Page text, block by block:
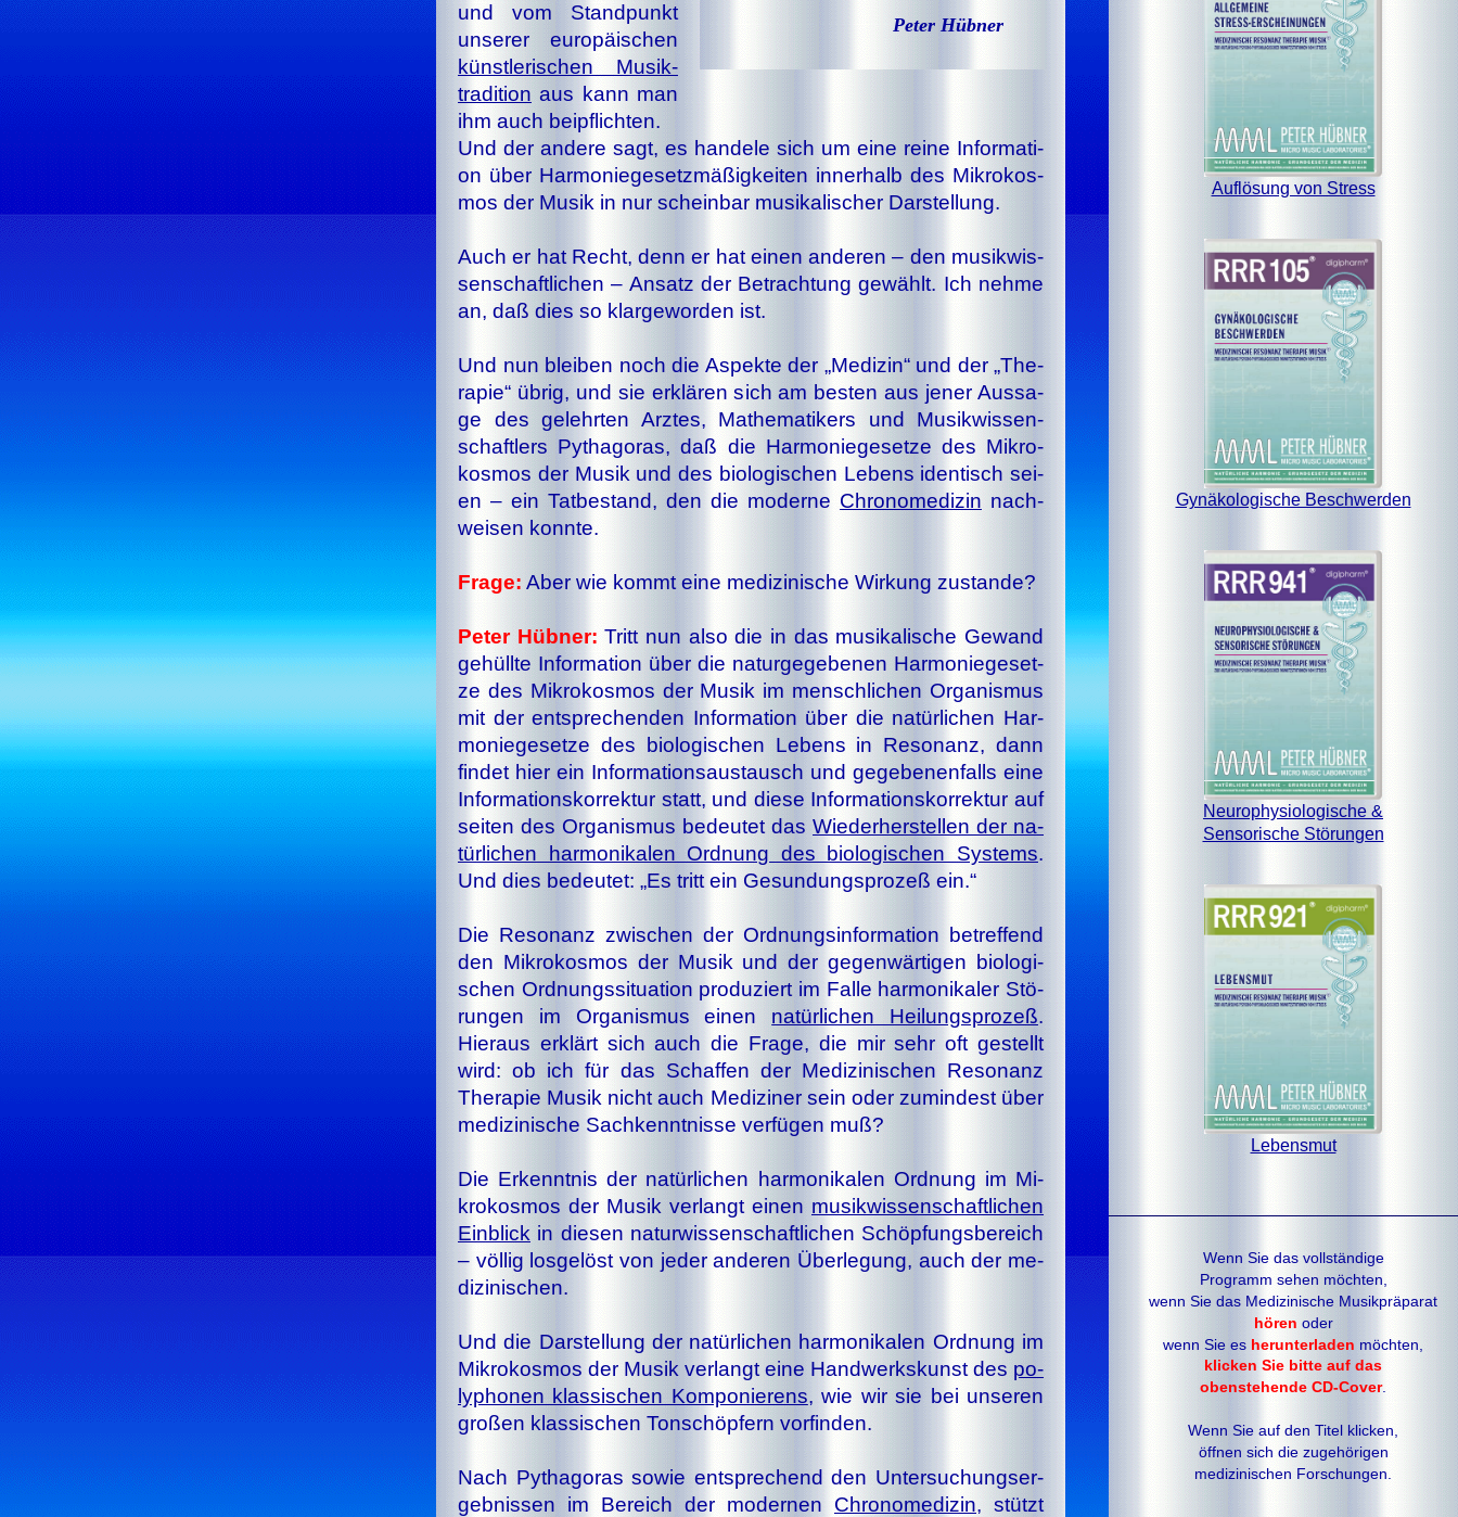
Peter Hübner
und vom Stand­punkt
un­se­rer eu­ro­päi­schen
künst­le­ri­schen Mu­sik­
tra­di­ti­on aus kann man
ihm auch bei­pflich­ten.
Und der an­de­re sagt, es han­de­le sich um ei­ne rei­ne In­for­ma­ti­
on über Har­mo­nie­ge­setz­mä­ßig­kei­ten in­ner­halb des Mik­ro­kos­
mos der Mu­sik in nur schein­bar mu­si­ka­li­scher Dar­stel­lung.
Auch er hat Recht, denn er hat ei­nen anderen – den mu­sik­wis­
sen­schaft­li­chen – Ansatz der Be­trach­tung gewählt. Ich nehme
an, daß dies so klargeworden ist.
Und nun blei­ben noch die As­pek­te der „Me­di­zin“ und der „The­
ra­pie“ üb­rig, und sie er­klä­ren sich am bes­ten aus je­ner Aus­sa­
ge des ge­lehr­ten Arz­tes, Ma­the­ma­ti­kers und Mu­sik­wis­sen­
schaft­lers Pythagoras, daß die Har­mo­nie­ge­set­ze des Mi­kro­
kos­mos der Mu­sik und des bio­lo­gi­schen Le­bens iden­tisch sei­
en – ein Tat­be­stand, den die mo­der­ne Chro­no­me­di­zin nach­
wei­sen konn­te.
Fra­ge: Aber wie kommt ei­ne me­di­zi­ni­sche Wir­kung zu­stan­de?
Peter Hübner: Tritt nun al­so die in das mu­si­ka­li­sche Ge­wand
ge­hüll­te In­for­ma­tion über die na­tur­ge­ge­be­nen Har­mo­nie­ge­set­
ze des Mi­kro­kos­mos der Mu­sik im mensch­li­chen Or­ga­nis­mus
mit der ent­spre­chen­den In­for­ma­tion über die na­tür­li­chen Har­
mo­nie­ge­set­ze des bio­lo­gi­schen Le­bens in Re­so­nanz, dann
fin­det hier ein In­for­ma­ti­ons­aus­tausch und ge­ge­be­nen­falls ei­ne
In­for­ma­ti­ons­kor­rek­tur statt, und die­se In­for­ma­ti­ons­kor­rek­tur auf
sei­ten des Or­ga­nis­mus be­deu­tet das Wie­der­her­stel­len der na­
tür­li­chen har­mo­ni­ka­len Ord­nung des bio­lo­gi­schen Sys­tems.
Und dies be­deu­tet: „Es tritt ein Ge­sund­ungs­pro­zeß ein.“
Die Re­so­nanz zwi­schen der Ord­nungs­in­for­ma­tion be­tref­fend
den Mi­kro­kos­mos der Mu­sik und der ge­gen­wär­ti­gen bio­lo­gi­
schen Ord­nungs­si­tu­a­tion pro­du­ziert im Fal­le har­mo­ni­ka­ler Stö­
run­gen im Or­ga­nis­mus ei­nen na­tür­li­chen Hei­lungs­pro­zeß.
Hier­aus er­klärt sich auch die Fra­ge, die mir sehr oft ge­stellt
wird: ob ich für das Schaf­fen der Me­di­zi­ni­schen Re­so­nanz
The­ra­pie Mu­sik nicht auch Me­di­zi­ner sein oder zu­min­dest über
me­di­zi­ni­sche Sach­kennt­nis­se ver­fü­gen muß?
Die Er­kennt­nis der na­tür­li­chen har­mo­ni­ka­len Ord­nung im Mi­
kro­kos­mos der Mu­sik ver­langt ei­nen mu­sik­wis­sen­schaft­li­chen
Ein­blick in die­sen na­tur­wis­sen­schaft­li­chen Schöp­fungs­be­reich
– völ­lig los­ge­löst von je­der an­de­ren Über­le­gung, auch der me­
di­zi­ni­schen.
Und die Dar­stel­lung der na­tür­li­chen har­mo­ni­ka­len Ord­nung im
Mi­kro­kos­mos der Mu­sik ver­langt ei­ne Hand­werks­kunst des po­
ly­pho­nen klas­si­schen Kom­po­nie­rens, wie wir sie bei un­se­ren
gro­ßen klas­si­schen Ton­schöp­fern vor­fin­den.
Nach Pythagoras so­wie ent­spre­chend den Un­ter­su­chungs­er­
geb­nis­sen im Be­reich der mo­der­nen Chro­no­me­di­zin, stützt
Auflösung von Stress
Gynäkologische Beschwerden
Neurophysiologische &
Sensorische Störungen
Lebensmut
Wenn Sie das vollständige
Programm sehen möchten,
wenn Sie das Medizinische Musikpräparat
hören oder
wenn Sie es herunterladen möchten,
klicken Sie bitte auf das
obenstehende CD-Cover.
Wenn Sie auf den Titel klicken,
öffnen sich die zugehörigen
medizinischen Forschungen.